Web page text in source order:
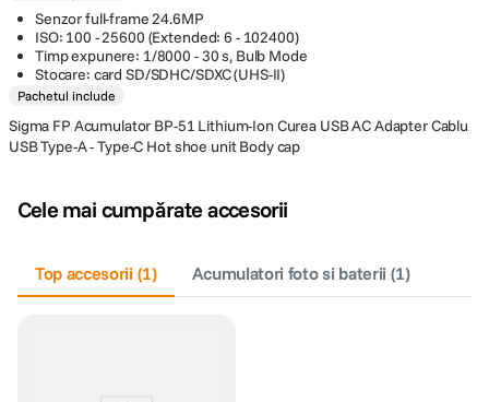
Senzor full-frame 24.6MP
ISO: 100 - 25600 (Extended: 6 - 102400)
Timp expunere: 1/8000 - 30 s, Bulb Mode
Stocare: card SD/SDHC/SDXC (UHS-II)
Pachetul include
Sigma FP Acumulator BP-51 Lithium-Ion Curea USB AC Adapter Cablu
USB Type-A - Type-C Hot shoe unit Body cap
Cele mai cumpărate accesorii
Top accesorii (1) Acumulatori foto si baterii (1)